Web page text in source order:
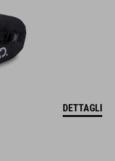
DETTAGLI